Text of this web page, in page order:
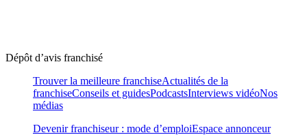
Dépôt d’avis franchisé
Trouver la meilleure franchiseActualités de la
franchiseConseils et guidesPodcastsInterviews vidéoNos
médias
Devenir franchiseur : mode d’emploiEspace annonceur